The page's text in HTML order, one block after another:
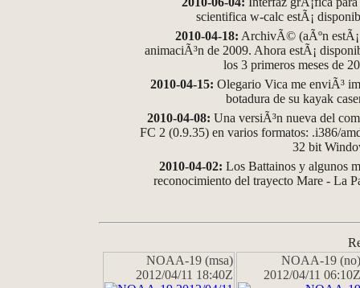
scientifica w-calc estÃ¡
2010-04-18: ArchivÃ© (aÃºn
animaciÃ³n de 2009. Ahora estÃ¡
los 3 primeros meses de
2010-04-15: Olegario Vica me enviÃ³
botadura de su kayak
2010-04-08: Una versiÃ³n nueva del
FC 2 (0.9.35) en varios formatos: .i386/
32 bit
2010-04-02: Los Battainos y algunos
reconocimiento del trayecto Mare - La
NOAA-19 (msa)
2012/04/11 18:40Z
NOAA-19 (no)
2012/04/11 06:10Z